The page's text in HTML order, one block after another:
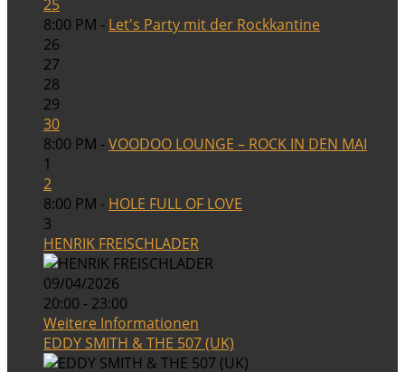
25
8:00 PM - Let's Party mit der Rockkantine
26
27
28
29
30
8:00 PM -VOODOO LOUNGE – ROCK IN DEN MAI
1
2
8:00 PM - HOLE FULL OF LOVE
3
HENRIK FREISCHLADER
09/04/2026
20:00 - 23:00
Weitere Informationen
EDDY SMITH & THE 507 (UK)